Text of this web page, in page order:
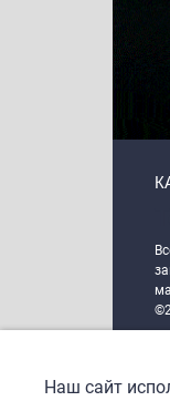
Наш сайт